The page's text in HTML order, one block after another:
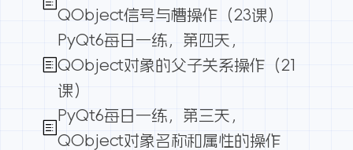
QObject信号与槽操作（23课）
PyQt6每日一练，第四天，
QObject对象的父子关系操作（21
课）
PyQt6每日一练，第三天，
QObject对象名称和属性的操作